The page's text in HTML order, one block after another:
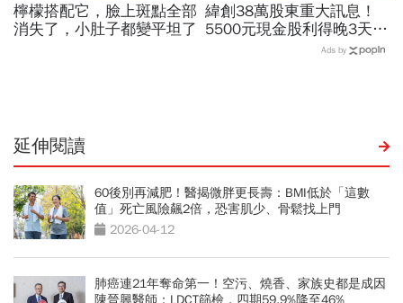
檸檬搭配它，臉上斑點全部
消失了，小肚子都變平坦了
緯創38萬股東重大訊息！
5500元現金股利得晚3天入
帳「1疏失造成」…176元
Ads by
延伸閱讀
60後別再減肥！醫揭微胖更長壽：BMI低於「這數
值」死亡風險飆2倍，恐害肌少、骨鬆找上門
2026-04-12
肺癌連21年奪命第一！空污、燒香、家族史都是成因
陳晉興醫師：LDCT篩檢，四期59.9%降至46%